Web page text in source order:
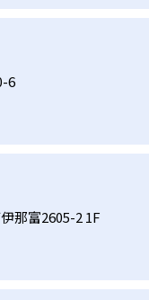
6
那富2605-2 1F